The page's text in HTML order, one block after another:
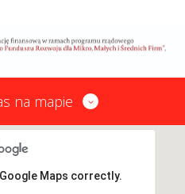
na mapie
Maps correctly.